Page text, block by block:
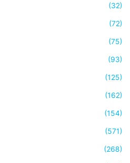
(32)
(72)
(75)
(93)
(125)
(162)
(154)
(571)
(268)